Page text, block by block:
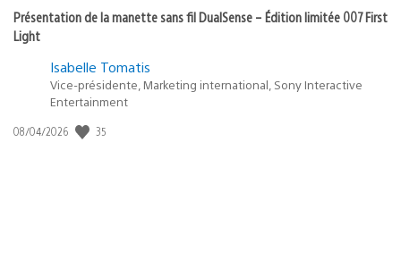
Présentation de la manette sans fil DualSense – Édition limitée 007 First
Light
Isabelle Tomatis
Vice-présidente, Marketing international, Sony Interactive
Entertainment
Date
08/04/2026 35